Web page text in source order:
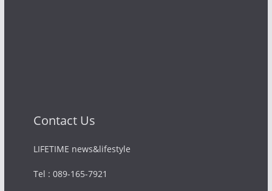
Contact Us
LIFETIME news&lifestyle
Tel : 089-165-7921